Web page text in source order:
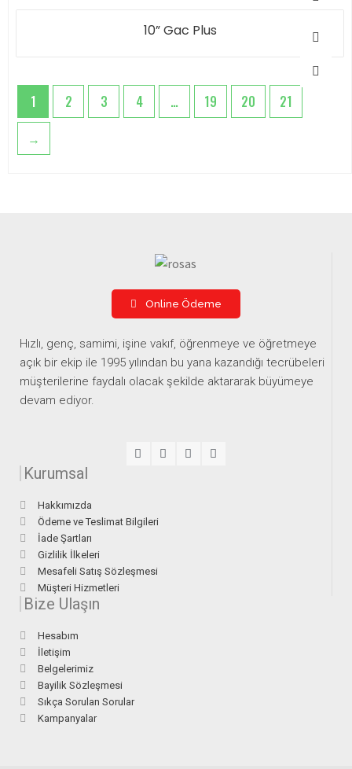
10” Gac Plus
1 2 3 4 … 19 20
21
→
Online Ödeme
Hızlı, genç, samimi, işine vakıf, öğrenmeye ve öğretmeye
açık bir ekip ile 1995 yılından bu yana kazandığı tecrübeleri
müşterilerine faydalı olacak şekilde aktararak büyümeye
devam ediyor.
Kurumsal
Hakkımızda
Ödeme ve Teslimat Bilgileri
İade Şartları
Gizlilik İlkeleri
Mesafeli Satış Sözleşmesi
Müşteri Hizmetleri
Bize Ulaşın
Hesabım
İletişim
Belgelerimiz
Bayilik Sözleşmesi
Sıkça Sorulan Sorular
Kampanyalar